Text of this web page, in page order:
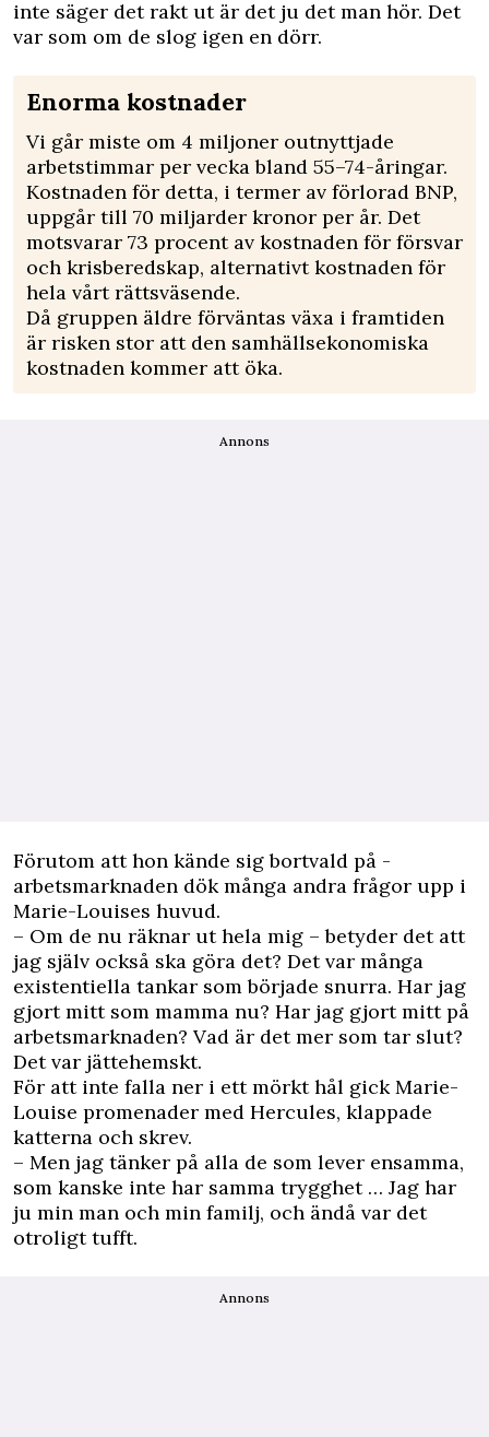
inte ­säger det rakt ut är det ju det man hör. Det
var som om de slog igen en dörr.
Enorma kostnader
Vi går miste om 4 miljoner outnyttjade
arbetstimmar per vecka bland 55–74-åringar.
Kostnaden för detta, i termer av förlorad BNP,
uppgår till 70 miljarder kronor per år. Det
motsvarar 73 procent av kostnaden för försvar
och krisberedskap, alternativt kostnaden för
hela vårt rättsväsende.
Då gruppen äldre förväntas växa i framtiden
är risken stor att den samhällsekonomiska
kostnaden kommer att öka.
Annons
Förutom att hon kände sig bortvald på ­
arbetsmarknaden dök många andra frågor upp i
Marie-Louises huvud.
– Om de nu räknar ut hela mig – betyder det att
jag själv också ska göra det? Det var många
existentiella tankar som började snurra. Har jag
gjort mitt som mamma nu? Har jag gjort mitt på
arbetsmarknaden? Vad är det mer som tar slut?
Det var jättehemskt.
För att inte falla ner i ett mörkt hål gick Marie-
Louise promenader med Hercules, klappade
katterna och skrev.
– Men jag tänker på alla de som lever ensamma,
som kanske inte har samma trygghet … Jag har
ju min man och min familj, och ändå var det
otroligt tufft.
Annons